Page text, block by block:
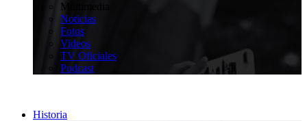
Multimedia
Noticias
Fotos
Videos
TV Oficiales
Podcast
Historia